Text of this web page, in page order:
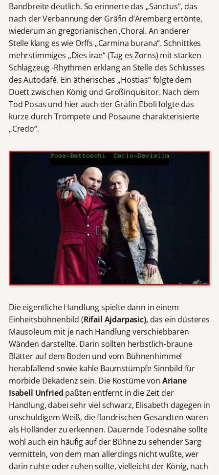
Bandbreite deutlich. So erinnerte das „Sanctus“, das
nach der Verbannung der Gräfin d’Aremberg ertönte,
wiederum an gregorianischen ‚Choral. An anderer
Stelle klang es wie Orffs „Carmina burana“. Schnittkes
mehrstimmiges „Dies irae“ (Tag es Zorns) mit starken
Schlagzeug -Rhythmen erklang an Stelle des Schlusses
des Autodafé. Ein ätherisches „Hostias“ folgte dem
Duett zwischen König und Großinquisitor. Nach dem
Tod Posas und hier auch der Gräfin Eboli folgte das
kurze durch Trompete und Posaune charakterisierte
„Credo“.
Die eigentliche Handlung spielte dann in einem
Einheitsbühnenbild (Rifail Ajdarpasic), das ein düsteres
Mausoleum mit je nach Handlung verschiebbaren
Wänden darstellte. Darin sollten herbstlich-braune
Blätter auf dem Boden und vom Bühnenhimmel
herabfallend sowie kahle Baumstümpfe Sinnbild für
morbide Dekadenz sein. Die Kostüme von Ariane
Isabell Unfried paßten entfernt in die Zeit der
Handlung, dabei sehr viel schwarz, Elisabeth dagegen in
unschuldigem Weiß, die flandrischen Gesandten waren
als Holländer zu erkennen. Dauernde Todesnähe sollte
wohl auch ein häufig auf der Bühne zu sehender Sarg
vermitteln, von dem man allerdings nicht wußte, wer
darin ruhte oder ruhen sollte, vielleicht der König, nach